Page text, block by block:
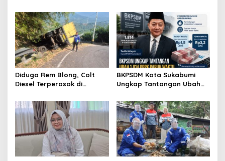
atau Bisnis?
Nyaris Merambat ke
Permukiman
Diduga Rem Blong, Colt
Diesel Terperosok di
Sukabumi
BKPSDM Kota Sukabumi
Ungkap Tantangan Ubah
Penuh Waktu